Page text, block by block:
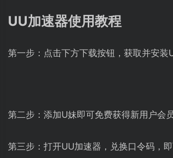
UU加速器使用教程
第一步：点击下方下载按钮，获取并安装
第二步：添加U妹即可免费获得新用户会
第三步：打开UU加速器，兑换口令码，